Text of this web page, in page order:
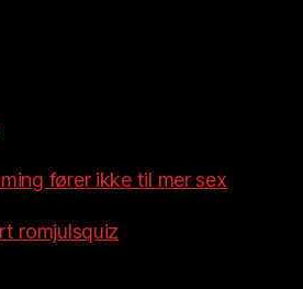
fører ikke til mer sex
romjulsquiz